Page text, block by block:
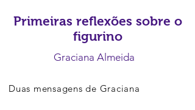
Primeiras reflexões sobre o
figurino
Graciana Almeida
Duas mensagens de Graciana